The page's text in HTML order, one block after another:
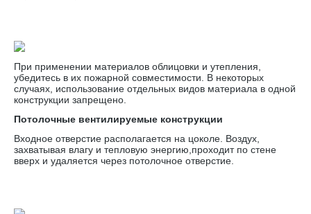
При применении материалов облицовки и утепления,
убедитесь в их пожарной совместимости. В некоторых
случаях, использование отдельных видов материала в одной
конструкции запрещено.
Потолочные вентилируемые конструкции
Входное отверстие располагается на цоколе. Воздух,
захватывая влагу и тепловую энергию,проходит по стене
вверх и удаляется через потолочное отверстие.